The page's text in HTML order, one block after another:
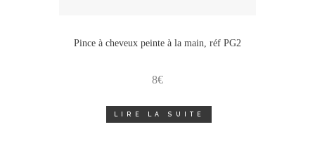
Pince à cheveux peinte à la main, réf PG2
8€
LIRE LA SUITE